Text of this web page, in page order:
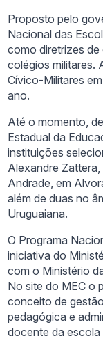
Proposto pelo
Nacional das
como diretrizes
colégios militares.
Cívico-Militares
ano.
Até o momento,
Estadual da
instituições
Alexandre
Andrade, em
além de duas no
Uruguaiana.
O Programa
iniciativa do
com o Ministério
No site do MEC o
conceito de
pedagógica e
docente da escola